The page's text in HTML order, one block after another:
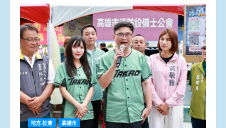
地方.社會 高雄市